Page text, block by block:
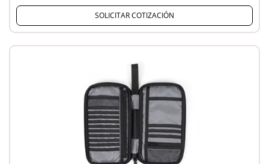
SOLICITAR COTIZACIÓN